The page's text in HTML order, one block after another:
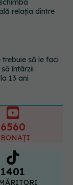
să le faci
întârzii
13 ani
blocate
ANMDMR
măsura
1401